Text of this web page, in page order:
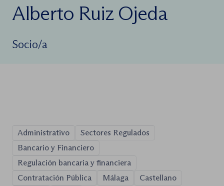
Alberto Ruiz Ojeda
Socio/a
Administrativo
Sectores Regulados
Bancario y Financiero
Regulación bancaria y financiera
Contratación Pública
Málaga
Castellano